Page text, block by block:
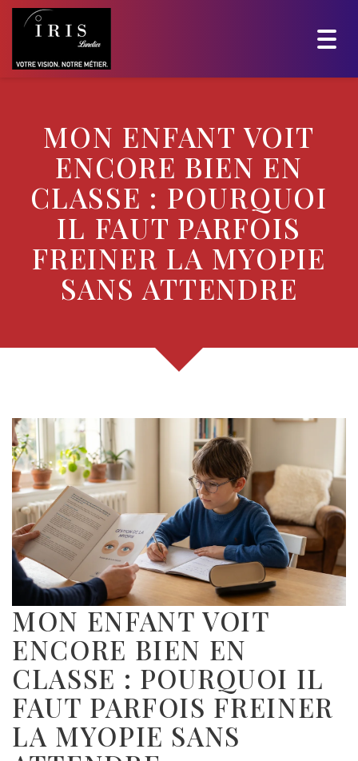
MON ENFANT VOIT
ENCORE BIEN EN
CLASSE : POURQUOI
IL FAUT PARFOIS
FREINER LA MYOPIE
SANS ATTENDRE
MON ENFANT VOIT
ENCORE BIEN EN
CLASSE : POURQUOI IL
FAUT PARFOIS FREINER
LA MYOPIE SANS